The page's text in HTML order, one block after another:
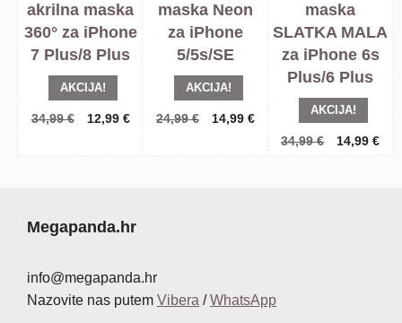
akrilna maska
360° za iPhone
7 Plus/8 Plus
AKCIJA!
34,99€
Izvorna
12,99 €Trenutna
maska Neon
za iPhone
5/5s/SE
AKCIJA!
24,99€
Izvorna
14,99 €Trenutna
cijena
maska
SLATKA MALA
za iPhone 6s
Plus/6 Plus
AKCIJA!
34,99€
Izvorna
14,99€
Megapanda.hr
info@megapanda.hr
Nazovite nas putem Vibera /WhatsApp